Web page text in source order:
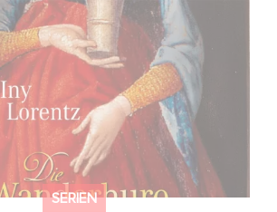
SERIEN
fördern neues Gaumont Projekt DIE